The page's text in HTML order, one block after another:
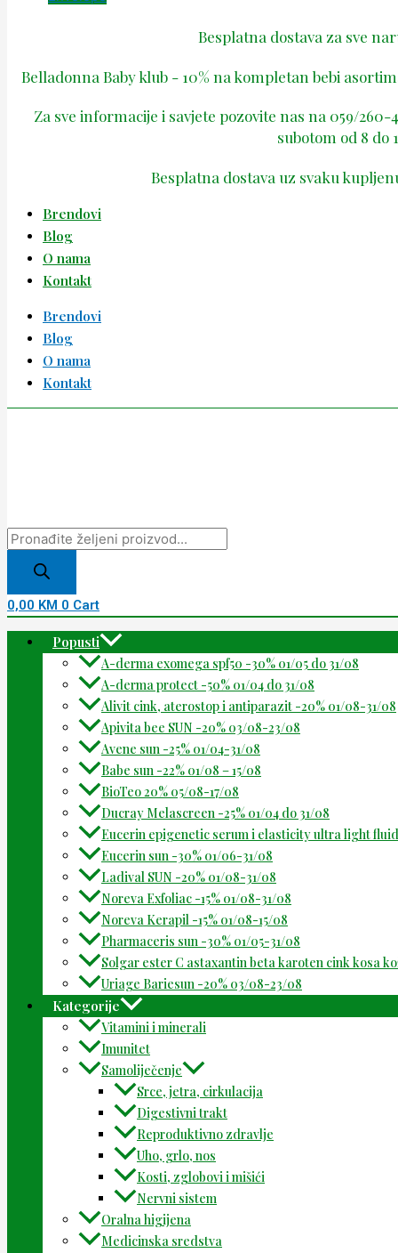
Besplatna dostava za sve
Belladonna Baby klub - 10% na kompletan bebi
Za sve informacije i savjete pozovite nas na 059/
subotom od 8 do
Besplatna dostava uz svaku
Brendovi
Blog
O nama
Kontakt
Brendovi
Blog
O nama
Kontakt
0,00 KM 0 Cart
Popusti
A-derma exomega spf50 -30% 01/05 do 31/08
A-derma protect -50% 01/04 do 31/08
Alivit cink, aterostop i antiparazit -20% 01/08-31/08
Apivita bee SUN -20% 03/08-23/08
Avene sun -25% 01/04-31/08
Babe sun -22% 01/08 – 15/08
BioTeo 20% 05/08-17/08
Ducray Melascreen -25% 01/04 do 31/08
Eucerin epigenetic serum i elasticity ultra light
Eucerin sun -30% 01/06-31/08
Ladival SUN -20% 01/08-31/08
Noreva Exfoliac -15% 01/08-31/08
Noreva Kerapil -15% 01/08-15/08
Pharmaceris sun -30% 01/05-31/08
Solgar ester C astaxantin beta karoten cink kosa
Uriage Bariesun -20% 03/08-23/08
Kategorije
Vitamini i minerali
Imunitet
Samoliječenje
Srce, jetra, cirkulacija
Digestivni trakt
Reproduktivno zdravlje
Uho, grlo, nos
Kosti, zglobovi i mišići
Nervni sistem
Oralna higijena
Medicinska sredstva